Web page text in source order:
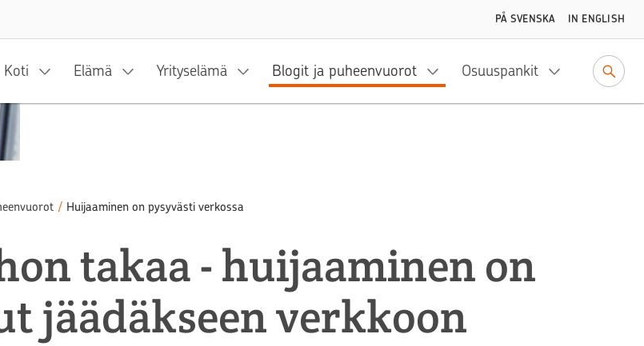
PÅ SVENSKA IN ENGLISH
Koti Elämä Yrityselämä Blogit ja puheenvuorot Osuuspankit
/ Huijaaminen on pysyvästi verkossa
takaa - huijaaminen on
jäädäkseen verkkoon